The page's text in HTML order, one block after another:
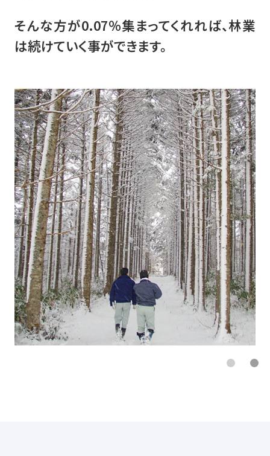
そんな方が0.07％集まってくれれば、林業
は続けていく事ができます。